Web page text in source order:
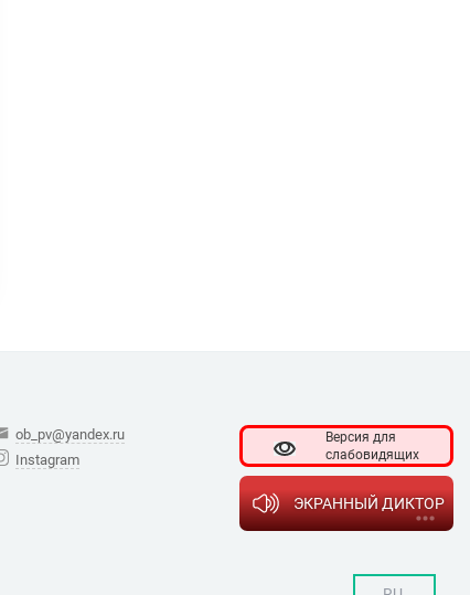
ob_pv@yandex.ru
Instagram
Версия для
слабовидящих
ЭКРАННЫЙ ДИКТОР